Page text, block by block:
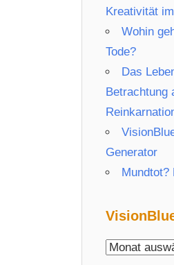
Kreativität
Wohin
Tode?
Das
Betrachtung
Generator
Mundtot?
VisionBlue